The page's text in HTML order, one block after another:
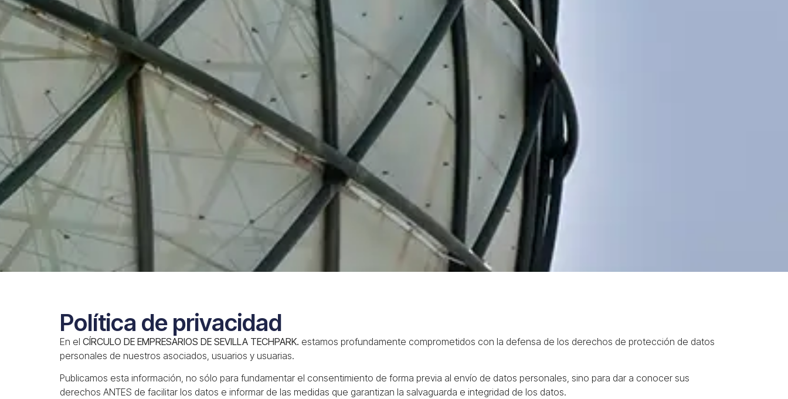
Política de privacidad
En el CÍRCULO DE EMPRESARIOS DE SEVILLA TECHPARK. estamos profundamente comprometidos con la defensa de los derechos de protección de datos
personales de nuestros asociados, usuarios y usuarias.
Publicamos esta información, no sólo para fundamentar el consentimiento de forma previa al envío de datos personales, sino para dar a conocer sus
derechos ANTES de facilitar los datos e informar de las medidas que garantizan la salvaguarda e integridad de los datos.